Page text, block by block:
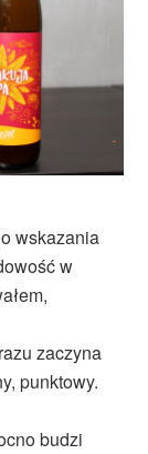
wskazania
w
zaczyna
punktowy.
budzi